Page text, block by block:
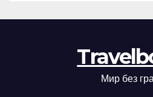
Мир без